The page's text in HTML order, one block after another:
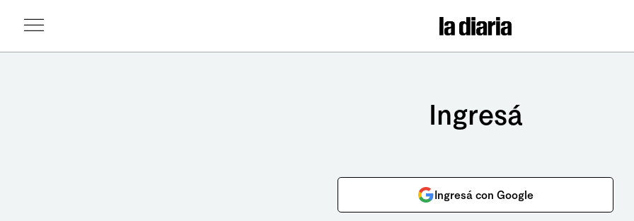
Ingresá
Ingresá con Google